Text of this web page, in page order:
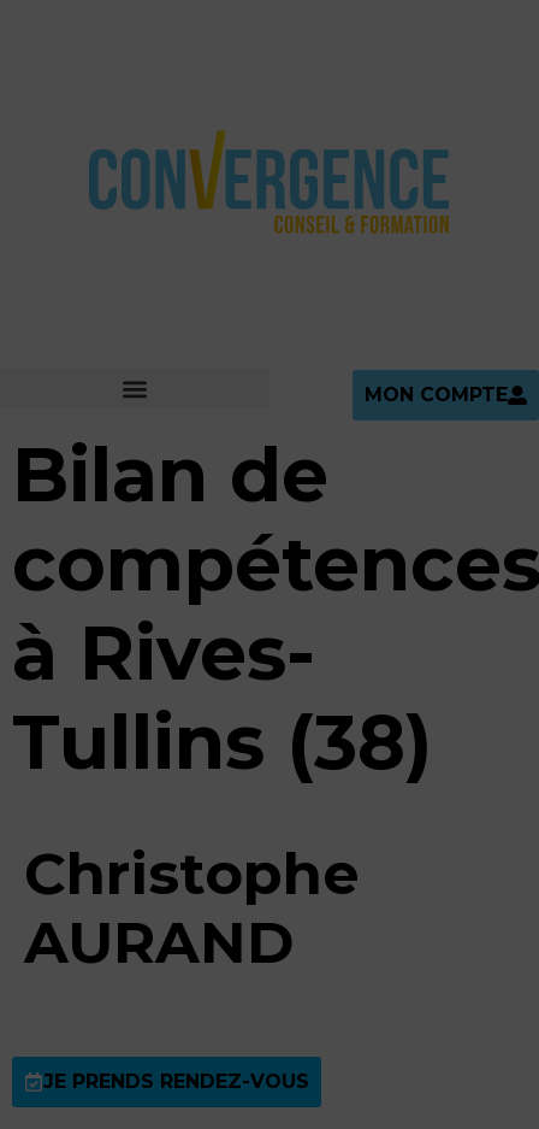
MON COMPTE
Bilan de
à Rives-
Tullins (38)
Christophe
AURAND
JE PRENDS RENDEZ-VOUS